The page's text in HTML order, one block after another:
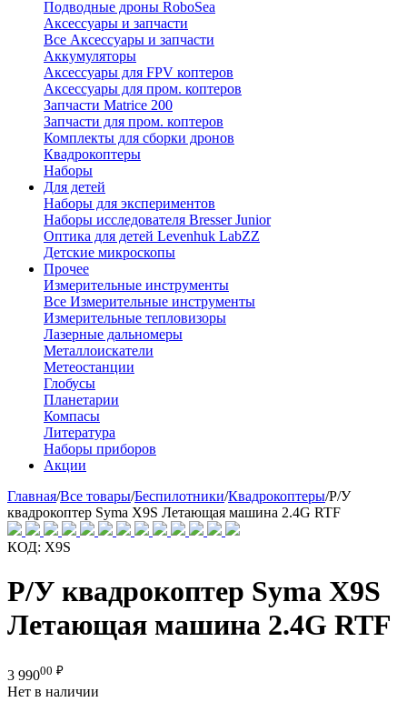
Подводные дроны RoboSea
Аксессуары и запчасти
Все Аксессуары и запчасти
Аккумуляторы
Аксессуары для FPV коптеров
Аксессуары для пром. коптеров
Запчасти Matrice 200
Запчасти для пром. коптеров
Комплекты для сборки дронов
Квадрокоптеры
Наборы
Для детей
Наборы для экспериментов
Наборы исследователя Bresser Junior
Оптика для детей Levenhuk LabZZ
Детские микроскопы
Прочее
Измерительные инструменты
Все Измерительные инструменты
Измерительные тепловизоры
Лазерные дальномеры
Металлоискатели
Метеостанции
Глобусы
Планетарии
Компасы
Литература
Наборы приборов
Акции
Главная/Все товары/Беспилотники/Квадрокоптеры/Р/У
квадрокоптер Syma X9S Летающая машина 2.4G RTF
КОД: X9S
Р/У квадрокоптер Syma X9S
Летающая машина 2.4G RTF
3 99000 ₽
Нет в наличии